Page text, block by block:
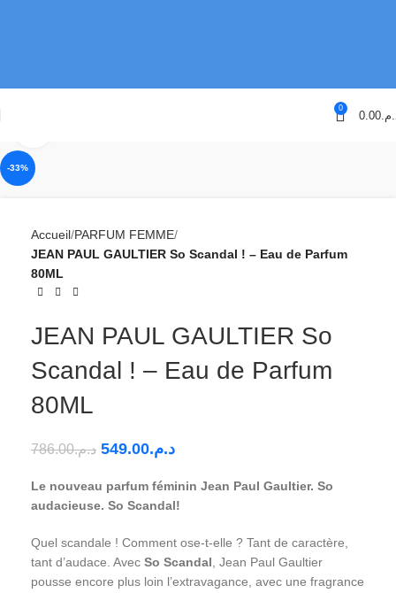
0
0.00
-33%
Accueil PARFUM FEMME
JEAN PAUL GAULTIER So Scandal ! – Eau de Parfum
80ML
JEAN PAUL GAULTIER So
Scandal ! – Eau de Parfum
80ML
د.م.786.00 د.م.549.00
Le nouveau parfum féminin Jean Paul Gaultier. So
audacieuse. So Scandal!
Quel scandale ! Comment ose-t-elle ? Tant de caractère,
tant d’audace. Avec So Scandal , Jean Paul Gaultier
pousse encore plus loin l’extravagance, avec une fragrance